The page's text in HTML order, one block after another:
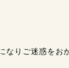
なりご迷惑をお